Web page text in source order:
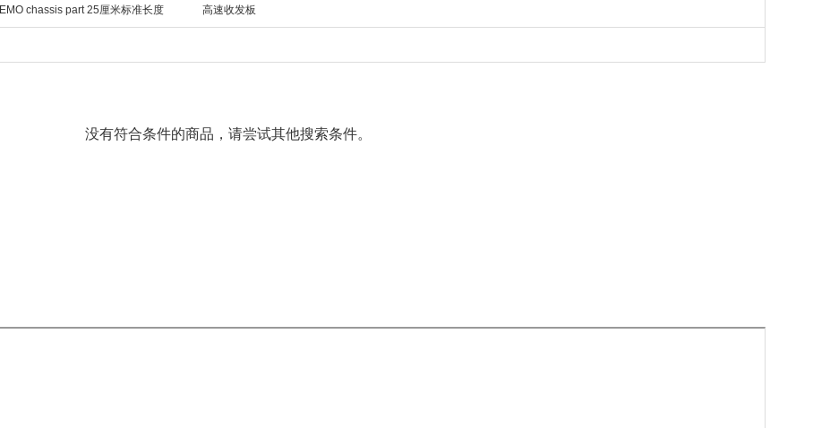
chassis part 25厘米标准长度 高速收发板
没有符合条件的商品，请尝试其他搜索条件。